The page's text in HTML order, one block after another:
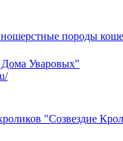
породы
Уваровых"
"Созвездие